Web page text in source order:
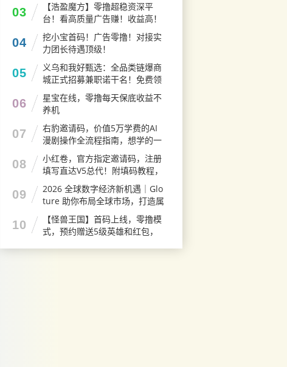
03
【浩盈魔方】零撸超稳资深平
台！看高质量广告赚！收益高！
良心推荐
04
挖小宝首码！广告零撸！对接实
力团长待遇顶级！
05
义乌和我好甄选：全品类链爆商
城正式招募兼职诺干名！免费领
产品！
06
星宝在线，零撸每天保底收益不
养机
07
右豹邀请码，价值5万学费的AI
漫剧操作全流程指南，想学的一
定要收藏这篇
08
小红卷，官方指定邀请码，注册
填写直达V5总代！附填码教程，
自用省钱分享增收
09
2026 全球数字经济新机遇｜Glo
ture 助你布局全球市场，打造属
于自己的国际事业
10
【怪兽王国】首码上线，零撸模
式，预约赠送5级英雄和红包，